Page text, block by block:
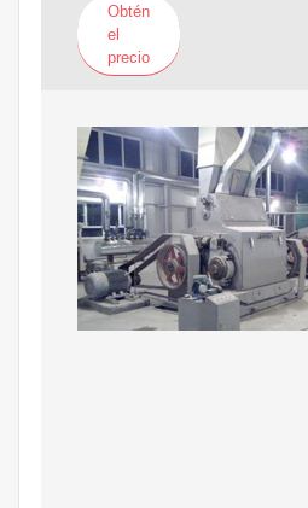
Obtén
el
precio